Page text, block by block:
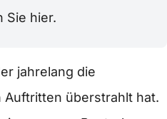
Sie hier.
jahrelang die
überstrahlt hat.